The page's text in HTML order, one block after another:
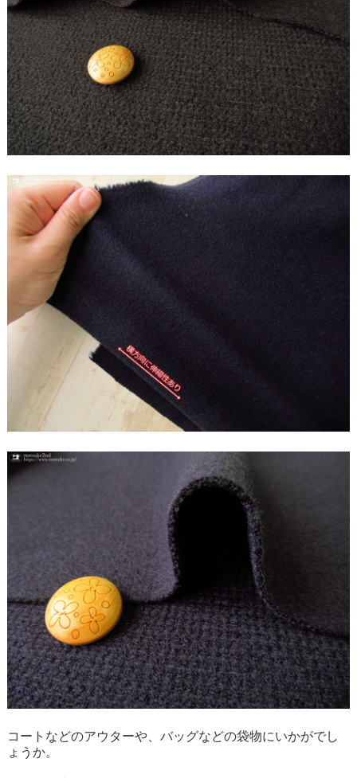
コートなどのアウターや、バッグなどの袋物にいかがでし
ょうか。